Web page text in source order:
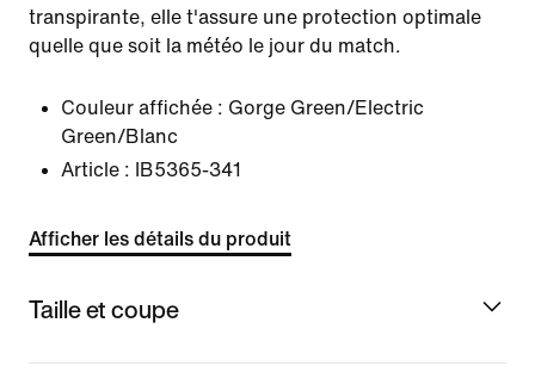
transpirante, elle t'assure une protection optimale
quelle que soit la météo le jour du match.
Couleur affichée : Gorge Green/Electric
Green/Blanc
Article :
IB5365-341
Afficher les détails du produit
Taille et coupe